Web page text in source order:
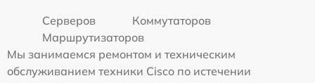
Серверов
Коммутаторов
Маршрутизаторов
Мы занимаемся ремонтом и техническим
обслуживанием техники Cisco по истечении